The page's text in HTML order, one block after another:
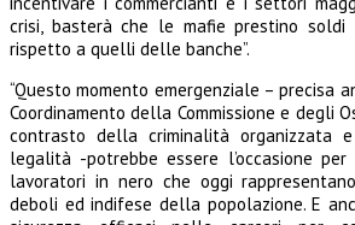
crisi, basterà che le mafie prestino soldi
rispetto a quelli delle banche”.
“Questo momento emergenziale – precisa
Coordinamento della Commissione e degli
contrasto della criminalità organizzata
legalità -potrebbe essere l’occasione
lavoratori in nero che oggi
deboli ed indifese della popolazione. E